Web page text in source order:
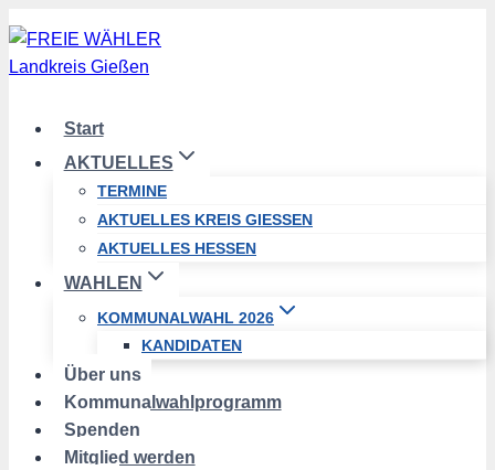
Zum
Inhalt
springen
Start
AKTUELLES
TERMINE
AKTUELLES KREIS GIESSEN
AKTUELLES HESSEN
WAHLEN
KOMMUNALWAHL 2026
KANDIDATEN
Über uns
Kommunalwahlprogramm
Spenden
Mitglied werden